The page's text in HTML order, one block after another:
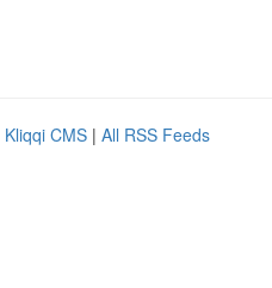
Kliqqi CMS | All RSS Feeds